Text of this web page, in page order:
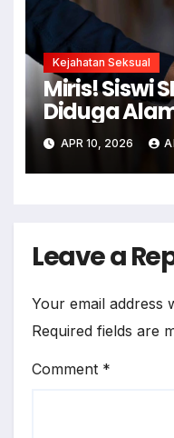
Kejahatan Seksual
Miris! Siswi
Diduga
Senonoh Di
APR 10, 2026
Leave a
Your email address
Required fields are
Comment *